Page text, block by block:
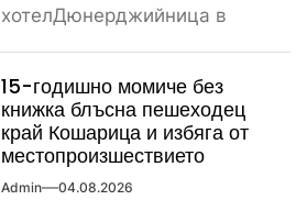
хотелДюнерджийница в
скъпотия на храната...
15-годишно момиче без
книжка блъсна пешеходец
край Кошарица и избяга от
местопроизшествието
Admin 04.08.2026